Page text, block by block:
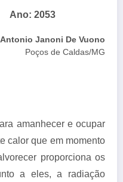
Ano: 2053
Janoni De Vuono
Poços de Caldas/MG
amanhecer e ocupar
calor que em momento
proporciona os
a eles, a radiação